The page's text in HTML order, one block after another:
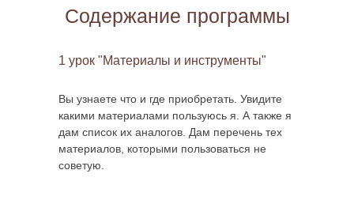
Содержание программы
1 урок "Материалы и инструменты"
Вы узнаете что и где приобретать. Увидите
какими материалами пользуюсь я. А также я
дам список их аналогов. Дам перечень тех
материалов, которыми пользоваться не
советую.